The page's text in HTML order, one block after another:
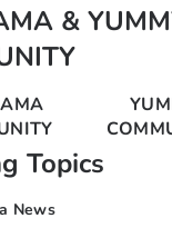
&
Topics
News